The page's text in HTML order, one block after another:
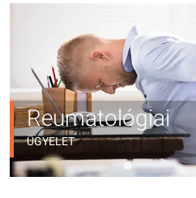
Reumatológiai
ÜGYELET